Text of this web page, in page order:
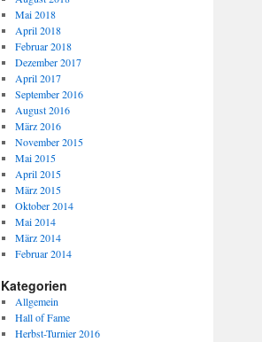
Mai 2018
April 2018
Februar 2018
Dezember 2017
April 2017
September 2016
August 2016
März 2016
November 2015
Mai 2015
April 2015
März 2015
Oktober 2014
Mai 2014
März 2014
Februar 2014
Kategorien
Allgemein
Hall of Fame
Herbst-Turnier 2016